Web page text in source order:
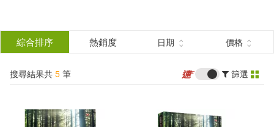
結
分類 (單選)
所有商品(5) 圖書(2)
電子書(2)
綜合排序 熱銷度 日期 價格
搜尋結果共 5 筆 篩選